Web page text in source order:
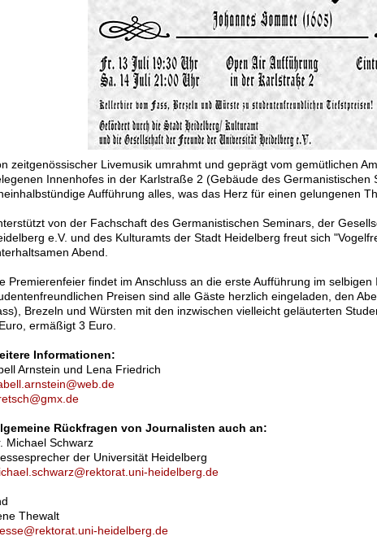
zeitgenössischer Livemusik umrahmt und geprägt vom gemütlichen
Innenhofes in der Karlstraße 2 (Gebäude des Germanistischen
Aufführung alles, was das Herz für einen gelungenen
von der Fachschaft des Germanistischen Seminars, der
e.V. und des Kulturamts der Stadt Heidelberg freut sich
Abend.
Premierenfeier findet im Anschluss an die erste Aufführung im selbigen
Preisen sind alle Gäste herzlich eingeladen, den
Brezeln und Würsten mit den inzwischen vielleicht geläuterten
ermäßigt 3 Euro.
Informationen:
Arnstein und Lena Friedrich
Rückfragen von Journalisten auch an:
Michael Schwarz
der Universität Heidelberg
heidelberg.de
Thewalt
heidelberg.de